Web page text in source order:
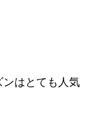
ンはとても人気